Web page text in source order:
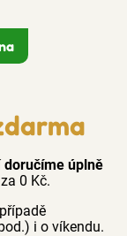
doručíme úplně
0 Kč.
i o víkendu.